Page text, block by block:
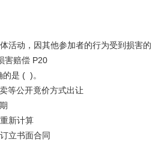
活动，因其他参加者的行为受到损
害赔偿 P20
是 ( )。
等公开竟价方式出让
新计算
立书面合同